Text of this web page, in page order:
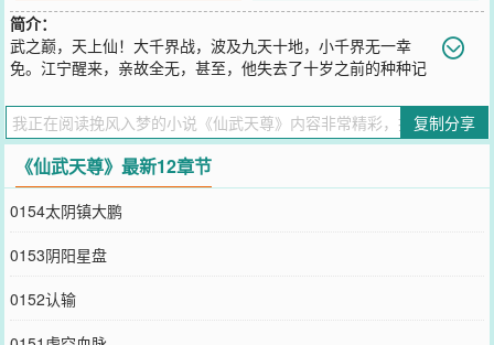
简介：
武之巅，天上仙！大千界战，波及九天十地，小千界无一幸
免。江宁醒来，亲故全无，甚至，他失去了十岁之前的种种记
升修为，将一切寻回。
您要是觉得《仙武天尊》还不错的话请不要忘记向您QQ群和微博微信
里的朋友推荐哦！
复制分享
《仙武天尊》最新12章节
0154太阴镇大鹏
0153阴阳星盘
0152认输